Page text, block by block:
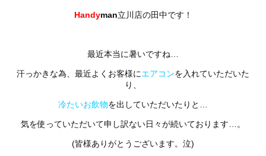
Handyman立川店の田中です！
最近本当に暑いですね…
汗っかきな為、最近よくお客様にエアコンを入れていただいた
り、
冷たいお飲物を出していただいたりと…
気を使っていただいて申し訳ない日々が続いております…。
(皆様ありがとうございます。泣)